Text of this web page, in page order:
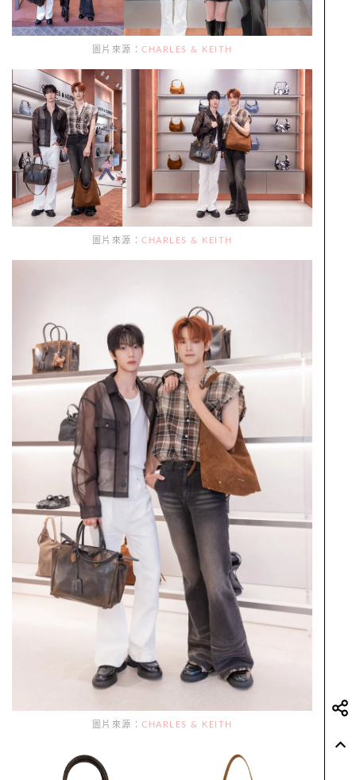
圖片來源： CHARLES & KEITH
圖片來源： CHARLES & KEITH
圖片來源： CHARLES & KEITH